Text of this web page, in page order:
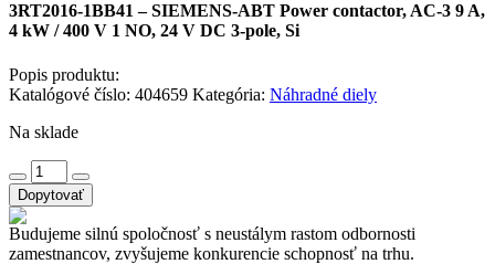
3RT2016-1BB41 – SIEMENS-ABT Power contactor, AC-3 9 A,
4 kW / 400 V 1 NO, 24 V DC 3-pole, Si
Popis produktu:
Katalógové číslo: 404659 Kategória: Náhradné diely
Na sklade
množstvo
3RT2016-
1BB41
-
SIEMENS-
Dopytovať
Budujeme silnú spoločnosť s neustálym rastom odbornosti
zamestnancov, zvyšujeme konkurencie schopnosť na trhu.